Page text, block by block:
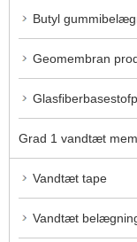
Butyl
Geomembran
Grad 1 vandtæt
Vandtæt tape
Vandtæt